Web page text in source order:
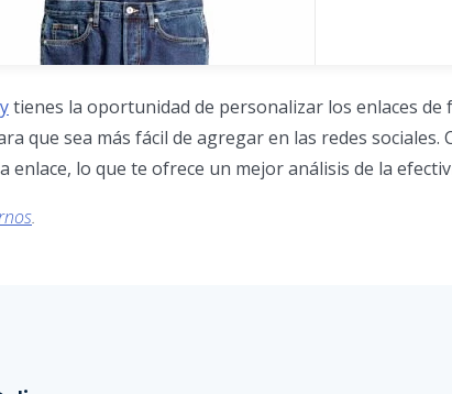
tienes la oportunidad de personalizar los enlaces de
que sea más fácil de agregar en las redes sociales.
enlace, lo que te ofrece un mejor análisis de la
.